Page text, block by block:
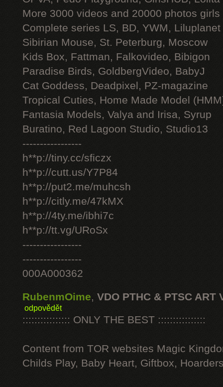
More 3000 videos and 20000 photos
Complete series LS, BD, YWM, Liluplanet
Sibirian Mouse, St. Peterburg, Moscow
Kids Box, Fattman, Falkovideo, Bibigon
Paradise Birds, GoldbergVideo, BabyJ
Cat Goddess, Deadpixel, PZ-magazine
Tropical Cuties, Home Made Model
Fantasia Models, Valya and Irisa, Syrup
Buratino, Red Lagoon Studio, Studio13
-----------------
h**p://tiny.cc/sficzx
h**p://cutt.us/Y7P84
h**p://put2.me/muhcsh
h**p://citly.me/47kMX
h**p://4ty.me/ibhi7c
h**p://tt.vg/URoSx
-----------------
-----------------
000A000362
RubenmOime, VDO PTHC & PTSC ART
odpovědět
:::::::::::::::: ONLY THE BEST ::::::::::::::::
Content from TOR websites Magic
Childs Play, Baby Heart, Giftbox,